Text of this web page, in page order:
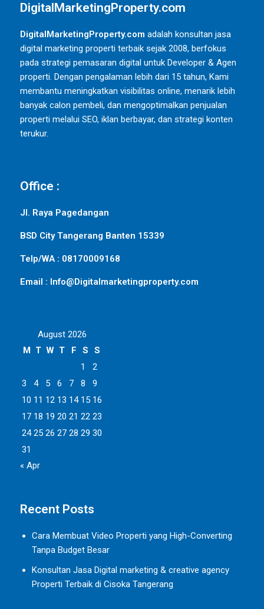
DigitalMarketingProperty.com
DigitalMarketingProperty.com adalah konsultan jasa
digital marketing properti terbaik sejak 2008, berfokus
pada strategi pemasaran digital untuk Developer & Agen
properti. Dengan pengalaman lebih dari 15 tahun, Kami
membantu meningkatkan visibilitas online, menarik lebih
banyak calon pembeli, dan mengoptimalkan penjualan
properti melalui SEO, iklan berbayar, dan strategi konten
terukur.
Office :
Jl. Raya Pagedangan
BSD City Tangerang Banten 15339
Telp/WA : 08170009168
Email : Info@Digitalmarketingproperty.com
August 2026
M T W T F S
S
1
2
3
4 5 6 7 8
9
10 11 12 13 14 15 16
17 18 19 20 21 22 23
24 25 26 27 28 29 30
31
« Apr
Recent Posts
Cara Membuat Video Properti yang High-Converting
Tanpa Budget Besar
Konsultan Jasa Digital marketing & creative agency
Properti Terbaik di Cisoka Tangerang